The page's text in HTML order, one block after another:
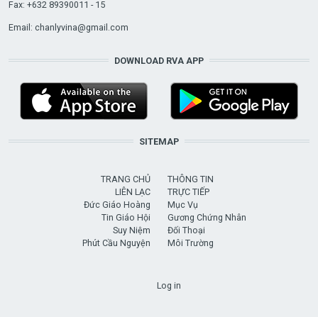
Fax: +632 89390011 - 15
Email: chanlyvina@gmail.com
DOWNLOAD RVA APP
SITEMAP
TRANG CHỦ
LIÊN LẠC
Đức Giáo Hoàng
Tin Giáo Hội
Suy Niệm
Phút Cầu Nguyện
THÔNG TIN
TRỰC TIẾP
Mục Vụ
Gương Chứng Nhân
Đối Thoại
Môi Trường
Log in